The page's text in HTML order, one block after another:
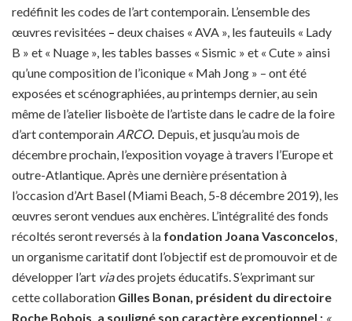
redéfinit les codes de l’art contemporain. L’ensemble des
œuvres revisitées – deux chaises « AVA », les fauteuils « Lady
B » et « Nuage », les tables basses « Sismic » et « Cute » ainsi
qu’une composition de l’iconique « Mah Jong » – ont été
exposées et scénographiées, au printemps dernier, au sein
même de l’atelier lisboète de l’artiste dans le cadre de la foire
d’art contemporain ARCO. Depuis, et jusqu’au mois de
décembre prochain, l’exposition voyage à travers l’Europe et
outre-Atlantique. Après une dernière présentation à
l’occasion d’Art Basel (Miami Beach, 5-8 décembre 2019), les
œuvres seront vendues aux enchères. L’intégralité des fonds
récoltés seront reversés à la fondation Joana Vasconcelos,
un organisme caritatif dont l’objectif est de promouvoir et de
développer l’art viades projets éducatifs. S’exprimant sur
cette collaboration Gilles Bonan, président du directoire
Roche Bobois, a souligné son caractère exceptionnel : «